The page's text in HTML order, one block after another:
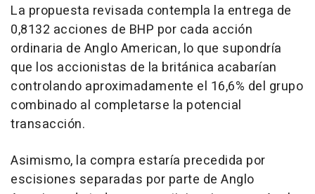
La propuesta revisada contempla la entrega de
0,8132 acciones de BHP por cada acción
ordinaria de Anglo American, lo que supondría
que los accionistas de la británica acabarían
controlando aproximadamente el 16,6% del grupo
combinado al completarse la potencial
transacción.
Asimismo, la compra estaría precedida por
escisiones separadas por parte de Anglo